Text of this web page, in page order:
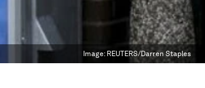
Image: REUTERS/Darren Staples